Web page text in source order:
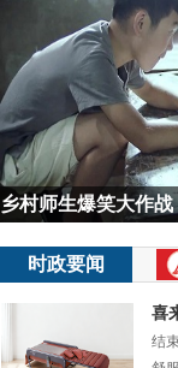
乡村师生爆笑大作
时政要闻
喜
结